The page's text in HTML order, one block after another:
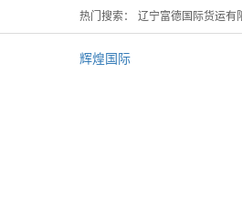
热门搜索： 辽宁富德国际货运有
辉煌国际